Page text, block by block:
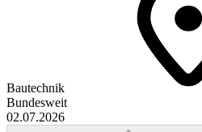
Bautechnik
Bundesweit
02.07.2026